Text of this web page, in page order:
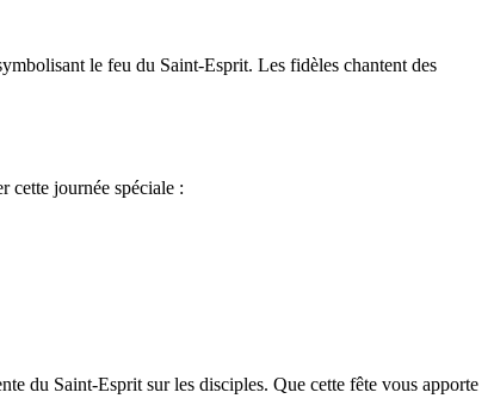
le feu du Saint-Esprit. Les fidèles chantent des
cette journée spéciale :
du Saint-Esprit sur les disciples. Que cette fête vous apporte